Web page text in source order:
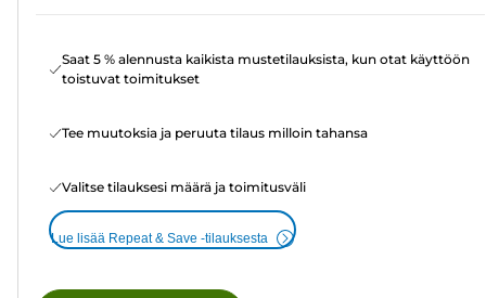
Saat 5 % alennusta kaikista mustetilauksista, kun otat käyttöön
toistuvat toimitukset
Tee muutoksia ja peruuta tilaus milloin tahansa
Valitse tilauksesi määrä ja toimitusväli
Lue lisää Repeat & Save -tilauksesta